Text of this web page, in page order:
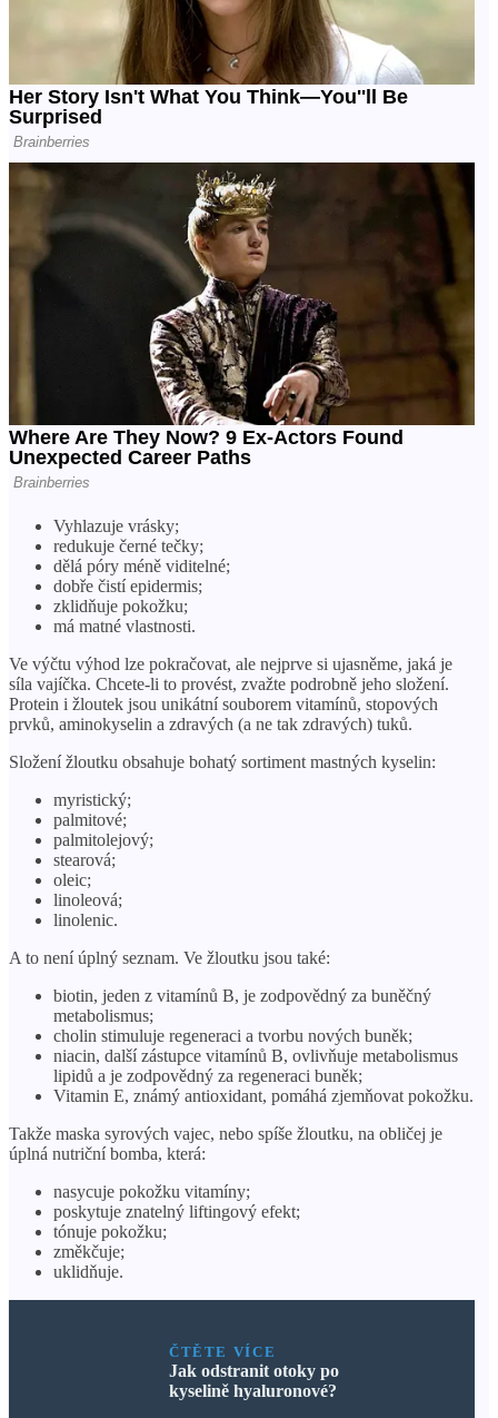
Vyhlazuje vrásky;
redukuje černé tečky;
dělá póry méně viditelné;
dobře čistí epidermis;
zklidňuje pokožku;
má matné vlastnosti.
Ve výčtu výhod lze pokračovat, ale nejprve si ujasněme, jaká je
síla vajíčka. Chcete-li to provést, zvažte podrobně jeho složení.
Protein i žloutek jsou unikátní souborem vitamínů, stopových
prvků, aminokyselin a zdravých (a ne tak zdravých) tuků.
Složení žloutku obsahuje bohatý sortiment mastných kyselin:
myristický;
palmitové;
palmitolejový;
stearová;
oleic;
linoleová;
linolenic.
A to není úplný seznam. Ve žloutku jsou také:
biotin, jeden z vitamínů B, je zodpovědný za buněčný
metabolismus;
cholin stimuluje regeneraci a tvorbu nových buněk;
niacin, další zástupce vitamínů B, ovlivňuje metabolismus
lipidů a je zodpovědný za regeneraci buněk;
Vitamin E, známý antioxidant, pomáhá zjemňovat pokožku.
Takže maska ​​syrových vajec, nebo spíše žloutku, na obličej je
úplná nutriční bomba, která:
nasycuje pokožku vitamíny;
poskytuje znatelný liftingový efekt;
tónuje pokožku;
změkčuje;
uklidňuje.
ČTĚTE VÍCE
Jak odstranit otoky po
kyselině hyaluronové?